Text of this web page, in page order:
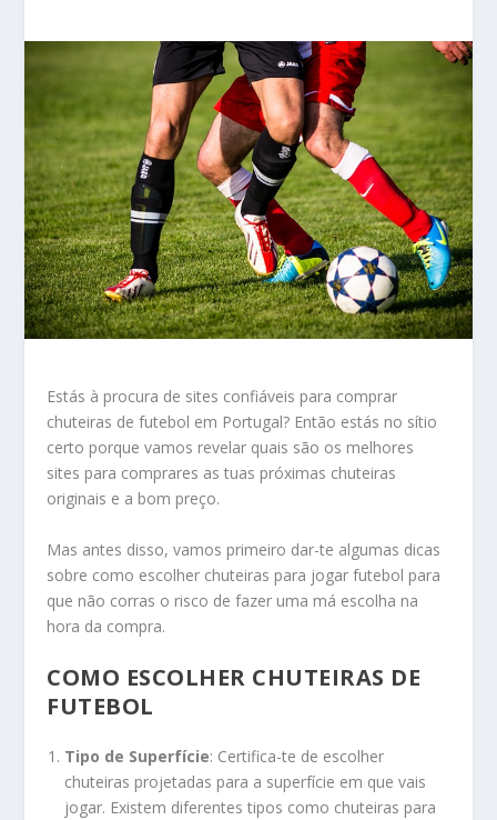
Estás à procura de sites confiáveis para comprar
chuteiras de futebol em Portugal? Então estás no sítio
certo porque vamos revelar quais são os melhores
sites para comprares as tuas próximas chuteiras
originais e a bom preço.
Mas antes disso, vamos primeiro dar-te algumas dicas
sobre como escolher chuteiras para jogar futebol para
que não corras o risco de fazer uma má escolha na
hora da compra.
COMO ESCOLHER CHUTEIRAS DE
FUTEBOL
Tipo de Superfície: Certifica-te de escolher
chuteiras projetadas para a superfície em que vais
jogar. Existem diferentes tipos como chuteiras para